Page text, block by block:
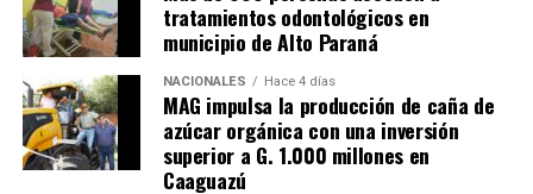
atender a más de 50 pacientes por día.
El Hospital Día inaugurado en Caazapá en el número 15
que habilita el actual gobierno. En ese sentido, el
presidente de la República, Santiago Peña, destacó que
bajo su adminitración el presupuesto del Instituto
Nacional del Cáncer creció más de tres veces y que
tratamientos odontológicos en
municipio de Alto Paraná
NACIONALES Hace 4 días
MAG impulsa la producción de caña de
azúcar orgánica con una inversión
superior a G. 1.000 millones en
Caaguazú